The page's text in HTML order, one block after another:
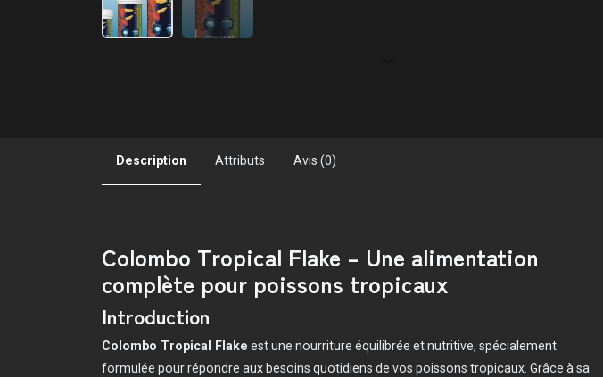
Description Attributs Avis (0)
Colombo Tropical Flake – Une alimentation
complète pour poissons tropicaux
Introduction
Colombo Tropical Flake est une nourriture équilibrée et nutritive, spécialement
formulée pour répondre aux besoins quotidiens de vos poissons tropicaux. Grâce à sa